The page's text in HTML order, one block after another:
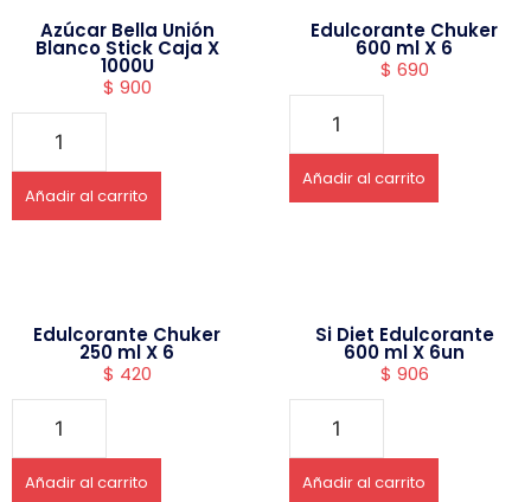
Azúcar Bella Unión
Blanco Stick Caja X
1000U
$ 900
Añadir al carrito
Edulcorante Chuker
600 ml X 6
$ 690
Añadir al carrito
Edulcorante Chuker
250 ml X 6
$ 420
Añadir al carrito
Si Diet Edulcorante
600 ml X 6un
$ 906
Añadir al carrito